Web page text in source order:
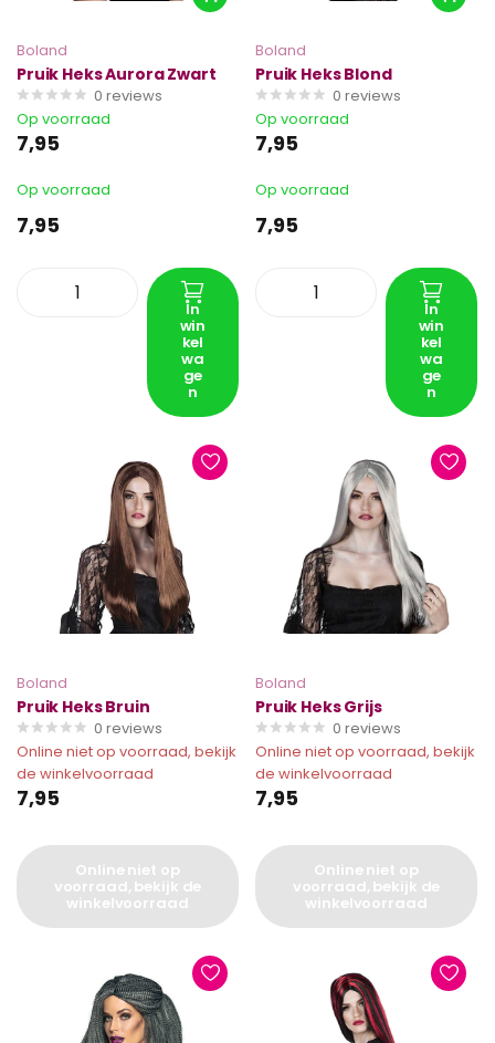
Boland
Pruik Heks Aurora Zwart
0 reviews
Op voorraad
7,95
Op voorraad
7,95
In
win
kel
wa
ge
n
Boland
Pruik Heks Blond
0 reviews
Op voorraad
7,95
Op voorraad
7,95
In
win
kel
wa
ge
n
Boland
Pruik Heks Bruin
0 reviews
Online niet op voorraad, bekijk
de winkelvoorraad
7,95
Online niet op
voorraad, bekijk de
winkelvoorraad
Boland
Pruik Heks Grijs
0 reviews
Online niet op voorraad, bekijk
de winkelvoorraad
7,95
Online niet op
voorraad, bekijk de
winkelvoorraad